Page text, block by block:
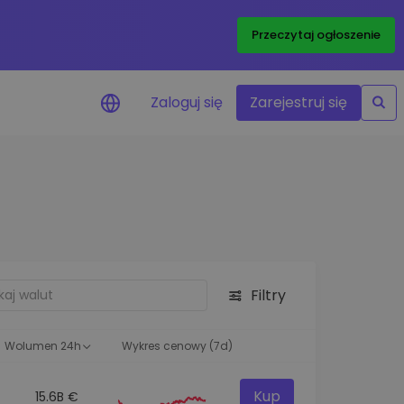
Przeczytaj ogłoszenie
optymalne wyniki
Zaloguj się Zarejestruj się
Filtry
Wolumen 24h Wykres cenowy (7d)
15.6B € Kup